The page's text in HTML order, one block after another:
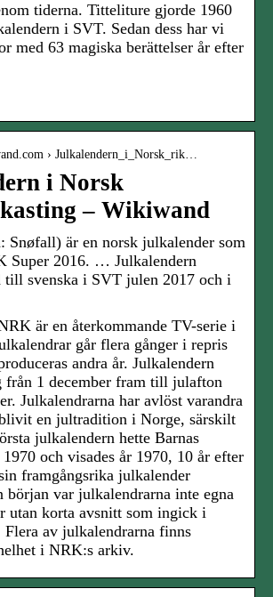
tiderna. Titteliture gjorde 1960
i SVT. Sedan dess har vi
med 63 magiska berättelser år efter
› Julkalendern_i_Norsk_rik…
i Norsk
– Wikiwand
Snøfall) är en norsk julkalender som
Super 2016. … Julkalendern
till svenska i SVT julen 2017 och i
är en återkommande TV-serie i
går flera gånger i repris
andra år. Julkalendern
från 1 december fram till julafton
Julkalendrarna har avlöst varandra
en jultradition i Norge, särskilt
julkalendern hette Barnas
och visades år 1970, 10 år efter
framgångsrika julkalender
början var julkalendrarna inte egna
utan korta avsnitt som ingick i
Flera av julkalendrarna finns
i NRK:s arkiv.